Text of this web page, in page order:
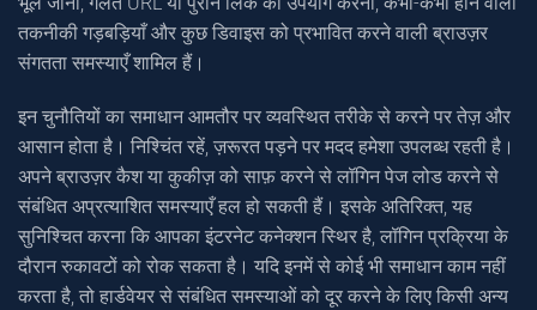
तकनीकी गड़बड़ियाँ और कुछ डिवाइस को प्रभावित करने वाली ब्राउज़र
संगतता समस्याएँ शामिल हैं।
इन चुनौतियों का समाधान आमतौर पर व्यवस्थित तरीके से करने पर तेज़ और
आसान होता है। निश्चिंत रहें, ज़रूरत पड़ने पर मदद हमेशा उपलब्ध रहती है।
अपने ब्राउज़र कैश या कुकीज़ को साफ़ करने से लॉगिन पेज लोड करने से
संबंधित अप्रत्याशित समस्याएँ हल हो सकती हैं। इसके अतिरिक्त, यह
सुनिश्चित करना कि आपका इंटरनेट कनेक्शन स्थिर है, लॉगिन प्रक्रिया के
दौरान रुकावटों को रोक सकता है। यदि इनमें से कोई भी समाधान काम नहीं
करता है, तो हार्डवेयर से संबंधित समस्याओं को दूर करने के लिए किसी अन्य